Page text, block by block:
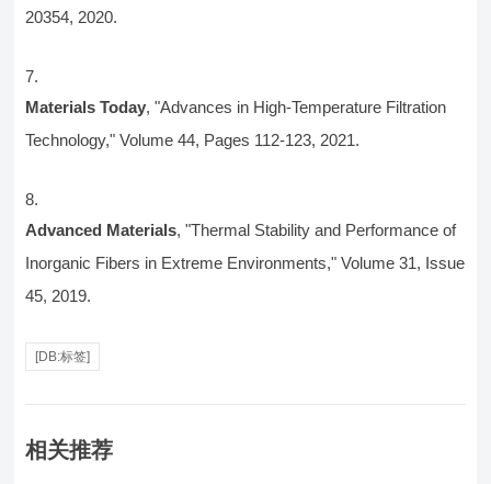
20354, 2020.
Materials Today, "Advances in High-Temperature Filtration
Technology," Volume 44, Pages 112-123, 2021.
Advanced Materials, "Thermal Stability and Performance of
Inorganic Fibers in Extreme Environments," Volume 31, Issue
45, 2019.
[DB:标签]
相关推荐